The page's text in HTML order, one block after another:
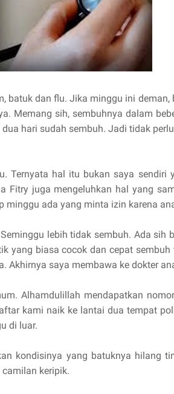
batuk dan flu. Jika minggu ini
Memang sih, sembuhnya dalam
hari sudah sembuh. Jadi tidak
Ternyata hal itu bukan saya sendiri
Fitry juga mengeluhkan hal yang
minggu ada yang minta izin karena
lebih tidak sembuh. Ada sih
yang biasa cocok dan cepat
Akhirnya saya membawa ke dokter
Alhamdulillah mendapatkan
kami naik ke lantai dua tempat
di luar.
kondisinya yang batuknya hilang
keripik.